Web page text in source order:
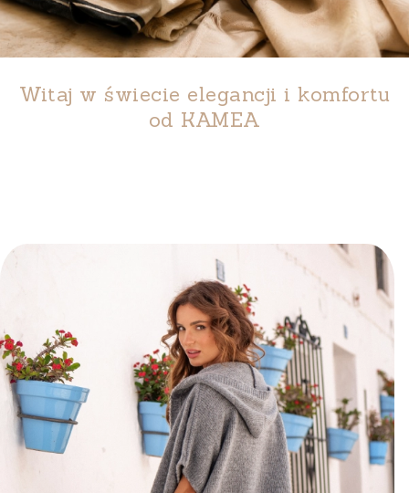
Witaj w świecie elegancji i komfortu
od KAMEA